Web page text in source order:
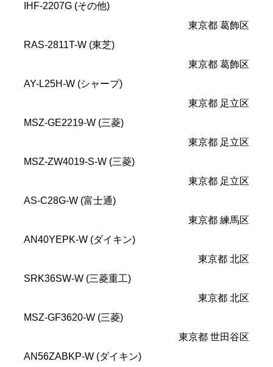
IHF-2207G (その他)
東京都 葛飾区
RAS-2811T-W (東芝)
東京都 葛飾区
AY-L25H-W (シャープ)
東京都 足立区
MSZ-GE2219-W (三菱)
東京都 足立区
MSZ-ZW4019-S-W (三菱)
東京都 足立区
AS-C28G-W (富士通)
東京都 練馬区
AN40YEPK-W (ダイキン)
東京都 北区
SRK36SW-W (三菱重工)
東京都 北区
MSZ-GF3620-W (三菱)
東京都 世田谷区
AN56ZABKP-W (ダイキン)